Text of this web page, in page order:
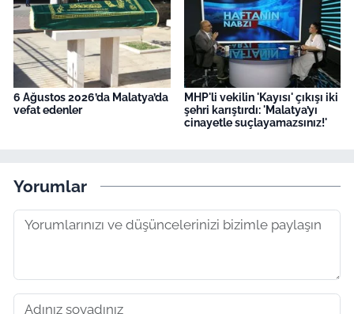
6 Ağustos 2026’da Malatya’da
vefat edenler
MHP'li vekilin 'Kayısı' çıkışı iki
şehri karıştırdı: 'Malatya’yı
cinayetle suçlayamazsınız!'
Yorumlar